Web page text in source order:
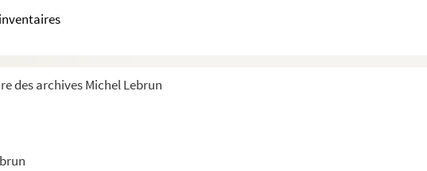
des archives Michel Lebrun
diverse